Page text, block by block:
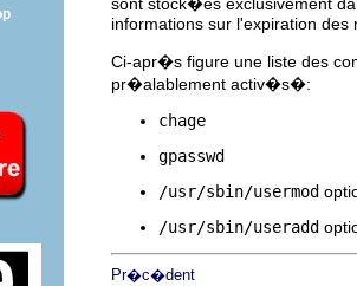
informations sur l'expiration
Ci-apr�s figure une liste des
pr�alablement activ�s�:
chage
gpasswd
/usr/sbin/usermod
/usr/sbin/useradd
Pr�c�dent